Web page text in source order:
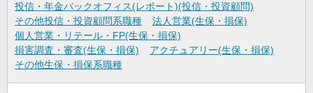
投信・年金バックオフィス(レポート)(投信・投資顧問)
その他投信・投資顧問系職種
法人営業(生保・損保)
個人営業・リテール・FP(生保・損保)
損害調査・審査(生保・損保)
アクチュアリー(生保・損保)
その他生保・損保系職種